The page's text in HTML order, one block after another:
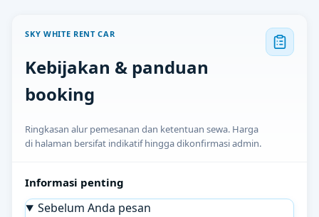
SKY WHITE RENT CAR
Kebijakan & panduan
booking
Ringkasan alur pemesanan dan ketentuan sewa. Harga
di halaman bersifat indikatif hingga dikonfirmasi admin.
Informasi penting
Sebelum Anda pesan